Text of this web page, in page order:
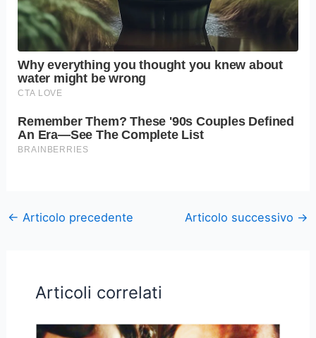
← Articolo precedente Articolo successivo →
Articoli correlati